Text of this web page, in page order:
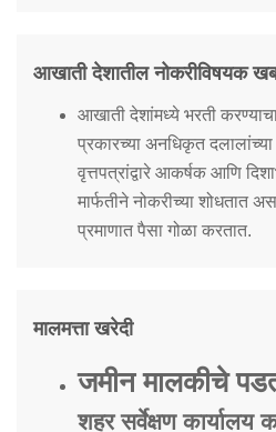
आखाती देशातील नोकरीविषयक
आखाती देशांमध्ये भरती
प्रकारच्या अनधिकृत
वृत्तपत्रांद्वारे आकर्षक आणि
मार्फतीने नोकरीच्या शोधतात
प्रमाणात पैसा गोळा करतात.
मालमत्ता खरेदी
जमीन मालकीचे
शहर सर्वेक्षण कार्यालय